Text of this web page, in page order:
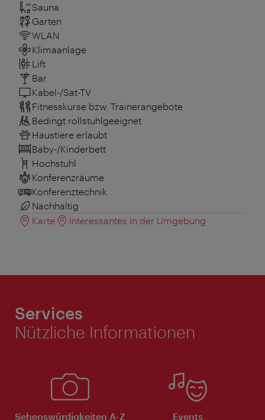
Sauna
Garten
WLAN
Klimaanlage
Lift
Bar
Kabel-/Sat-TV
Fitnesskurse bzw. Trainerangebote
Bedingt rollstuhlgeeignet
Haustiere erlaubt
Baby-/Kinderbett
Hochstuhl
Konferenzräume
Konferenztechnik
Nachhaltig
Karte
Interessantes in der Umgebung
Services
Nützliche Informationen
Sehenswürdigkeiten A-Z Events